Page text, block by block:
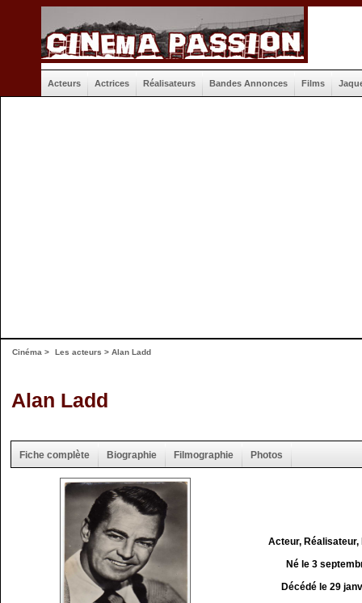
Acteurs Actrices Réalisateurs Bandes Annonces Films
Cinéma > Les acteurs > Alan Ladd
Alan Ladd
Fiche complète Biographie Filmographie Photos
Acteur,
Né le 3
Décédé le 29